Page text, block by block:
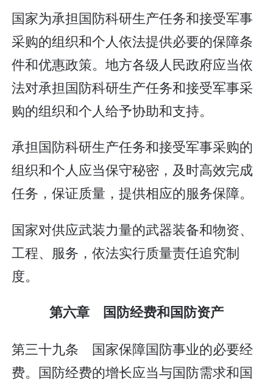
国家为承担国防科研生产任务和接受军事
采购的组织和个人依法提供必要的保障条
件和优惠政策。地方各级人民政府应当依
法对承担国防科研生产任务和接受军事采
购的组织和个人给予协助和支持。
承担国防科研生产任务和接受军事采购的
组织和个人应当保守秘密，及时高效完成
任务，保证质量，提供相应的服务保障。
国家对供应武装力量的武器装备和物资、
工程、服务，依法实行质量责任追究制
度。
第六章 国防经费和国防资产
第三十九条 国家保障国防事业的必要经
费。国防经费的增长应当与国防需求和国